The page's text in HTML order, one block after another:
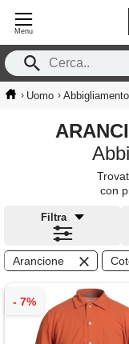
Menu
› Uomo › Abbigliamento
con
Filtra
Arancione